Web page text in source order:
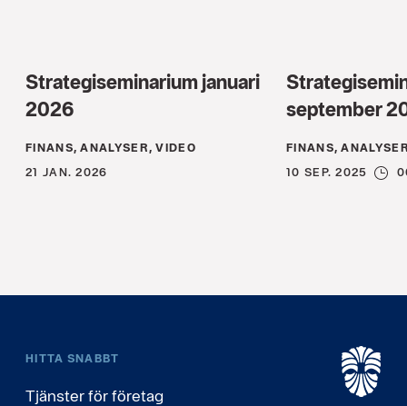
Strategiseminarium januari
2026
FINANS, ANALYSER, VIDEO
21 JAN. 2026
september
FINANS,
10 SEP. 2025
HITTA SNABBT
Tjänster för företag